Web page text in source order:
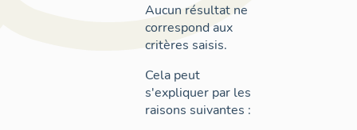
Aucun résultat ne
correspond aux
critères saisis.
Cela peut
s'expliquer par les
raisons suivantes :